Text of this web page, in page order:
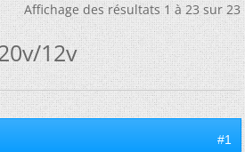
Affichage des résultats 1 à 23 sur 23
12v
#1